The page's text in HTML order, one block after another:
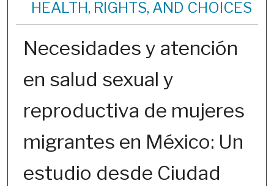
HEALTH, RIGHTS, AND CHOICES
Necesidades y atención
en salud sexual y
reproductiva de mujeres
migrantes en México: Un
estudio desde Ciudad